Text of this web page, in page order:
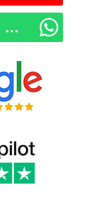
Click Here To WhatsApp Us